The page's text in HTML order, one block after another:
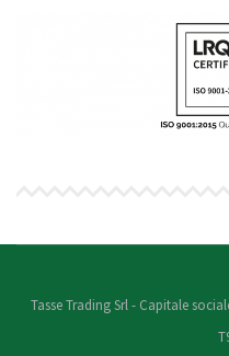
Tasse Trading Srl - Capitale